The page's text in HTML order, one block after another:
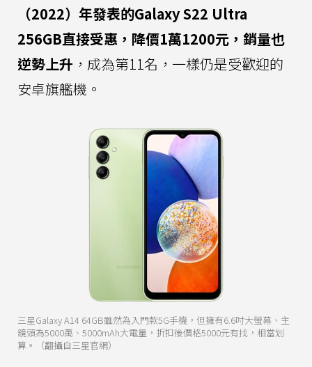
（2022）年發表的Galaxy S22 Ultra
256GB直接受惠，降價1萬1200元，銷量也
逆勢上升 ，成為第11名，一樣仍是受歡迎的
安卓旗艦機。
三星Galaxy A14 64GB雖然為入門款5G手機，但擁有6.6吋大螢幕、主
鏡頭為5000萬、5000mAh大電量，折扣後價格5000元有找，相當划
算。（翻攝自三星官網）